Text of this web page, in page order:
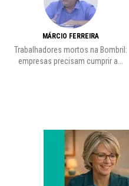
MÁRCIO FERREIRA
Trabalhadores mortos na Bombril:
empresas precisam cumprir a...